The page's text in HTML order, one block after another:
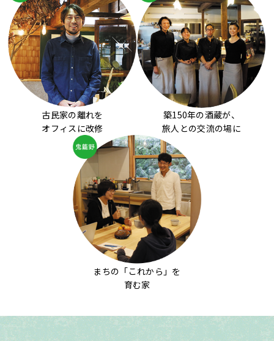
古民家の離れを
オフィスに改修
築150年の酒蔵が、
旅人との交流の場に
まちの「これから」を
育む家